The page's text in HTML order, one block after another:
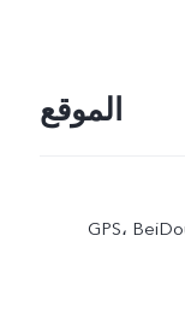
الموقع